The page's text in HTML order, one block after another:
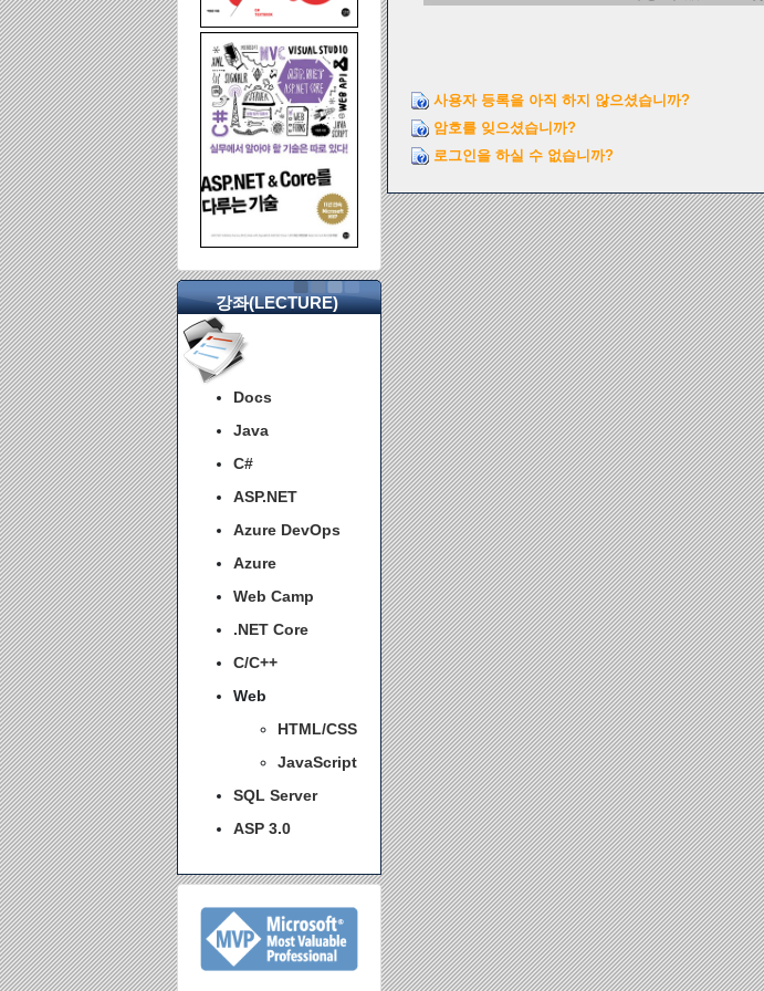
강좌(LECTURE)
Docs
Java
C#
ASP.NET
Azure DevOps
Azure
Web Camp
.NET Core
C/C++
Web
HTML/CSS
JavaScript
SQL Server
ASP 3.0
사용자 등록을 아직 하지 않으셨습니까?
암호를 잊으셨습니까?
로그인을 하실 수 없습니까?